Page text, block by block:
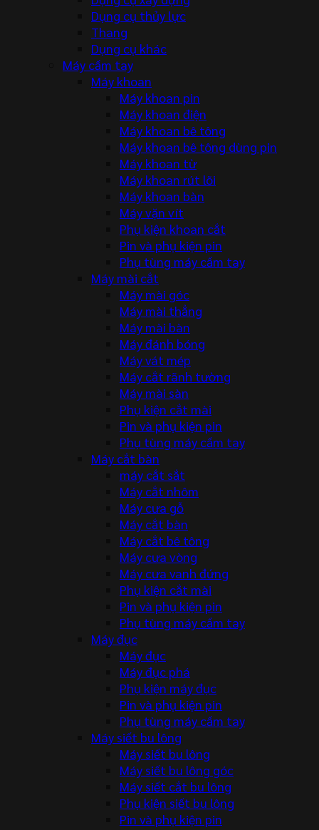
Dụng cụ thủy lực
Thang
Dụng cụ khác
Máy cầm tay
Máy khoan
Máy khoan pin
Máy khoan điện
Máy khoan bê tông
Máy khoan bê tông dùng pin
Máy khoan từ
Máy khoan rút lõi
Máy khoan bàn
Máy vặn vít
Phụ kiện khoan cắt
Pin và phụ kiện pin
Phụ tùng máy cầm tay
Máy mài cắt
Máy mài góc
Máy mài thẳng
Máy mài bàn
Máy đánh bóng
Máy vát mép
Máy cắt rãnh tường
Máy mài sàn
Phụ kiện cắt mài
Pin và phụ kiện pin
Phụ tùng máy cầm tay
Máy cắt bàn
máy cắt sắt
Máy cắt nhôm
Máy cưa gỗ
Máy cắt bàn
Máy cắt bê tông
Máy cưa vòng
Máy cưa vanh đứng
Phụ kiện cắt mài
Pin và phụ kiện pin
Phụ tùng máy cầm tay
Máy đục
Máy đục
Máy đục phá
Phụ kiện máy đục
Pin và phụ kiện pin
Phụ tùng máy cầm tay
Máy siết bu lông
Máy siết bu lông
Máy siết bu lông góc
Máy siết cắt bu lông
Phụ kiện siết bu lông
Pin và phụ kiện pin